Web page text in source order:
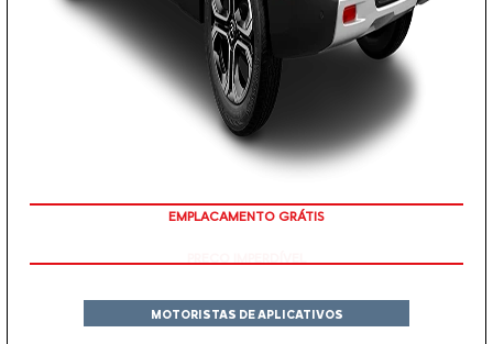
MOTORISTAS DE APLICATIVOS